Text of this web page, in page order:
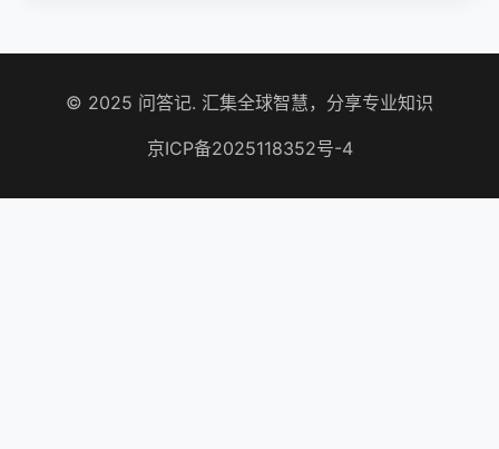
© 2025 问答记. 汇集全球智慧，分享专业知识
京ICP备2025118352号-4